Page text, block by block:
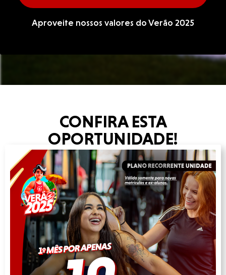
Aproveite nossos valores do Verão 2025
CONFIRA ESTA
OPORTUNIDADE!